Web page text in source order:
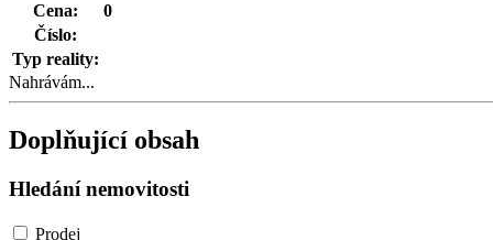
Cena:
0
Číslo:
Typ reality:
Nahrávám...
Doplňující obsah
Hledání nemovitosti
Prodej